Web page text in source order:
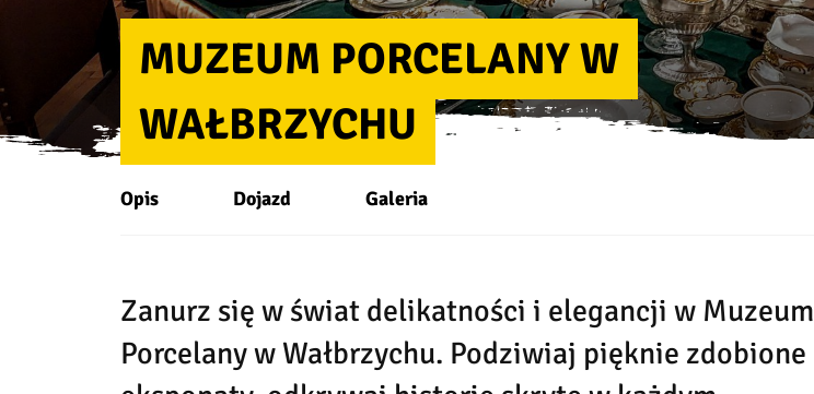
MUZEUM PORCELANY W
WAŁBRZYCHU
Opis Dojazd Galeria
Zanurz się w świat delikatności i elegancji w Muzeum
Porcelany w Wałbrzychu. Podziwiaj pięknie zdobione